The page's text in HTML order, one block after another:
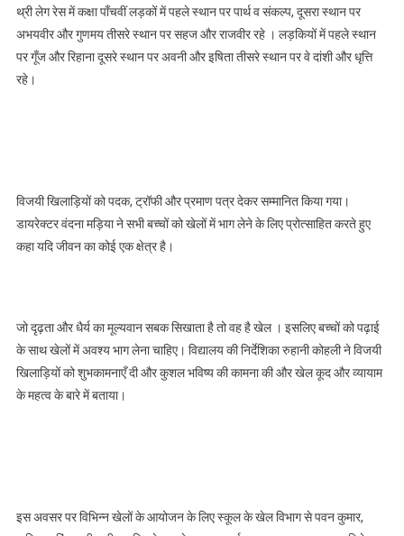
थ्री लेग रेस में कक्षा पाँचवीं लड़कों में पहले स्थान पर पार्थ व संकल्प, दूसरा स्थान पर
अभयवीर और गुणमय तीसरे स्थान पर सहज और राजवीर रहे । लड़कियों में पहले स्थान
पर गूँज और रिहाना दूसरे स्थान पर अवनी और इषिता तीसरे स्थान पर वे दांशी और धृत्ति
रहे।
विजयी खिलाड़ियों को पदक, ट्रॉफी और प्रमाण पत्र देकर सम्मानित किया गया।
डायरेक्टर वंदना मड़िया ने सभी बच्चों को खेलों में भाग लेने के लिए प्रोत्साहित करते हुए
कहा यदि जीवन का कोई एक क्षेत्र है।
जो दृढ़ता और धैर्य का मूल्यवान सबक सिखाता है तो वह है खेल । इसलिए बच्चों को पढ़ाई
के साथ खेलों में अवश्य भाग लेना चाहिए। विद्यालय की निर्देशिका रुहानी कोहली ने विजयी
खिलाड़ियों को शुभकामनाएँ दी और कुशल भविष्य की कामना की और खेल कूद और व्यायाम
के महत्व के बारे में बताया।
इस अवसर पर विभिन्न खेलों के आयोजन के लिए स्कूल के खेल विभाग से पवन कुमार,